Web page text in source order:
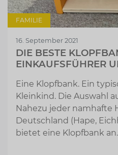
FAMILIE
16. September 2021
DIE BESTE
EINKAUFSFÜHRER
Eine Klopfbank. Ein
Kleinkind. Die Auswahl
Nahezu jeder namhafte
Deutschland (Hape,
bietet eine Klopfbank an.